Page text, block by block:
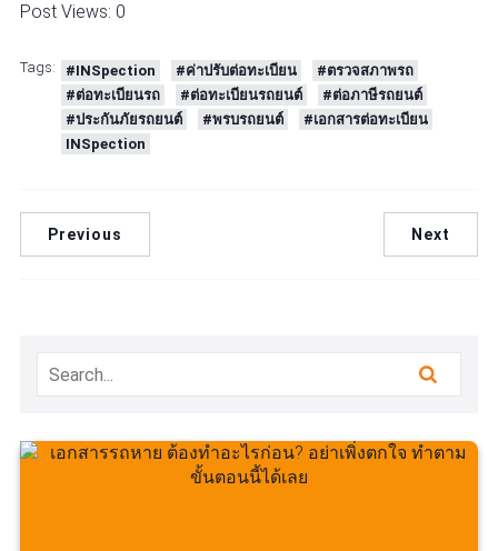
Post Views: 0
Tags: #INSpection #ค่าปรับต่อทะเบียน
#ตรวจสภาพรถ
#ต่อทะเบียนรถ
#ต่อทะเบียนรถยนต์
#ต่อภาษีรถยนต์
#ประกันภัยรถยนต์
#พรบรถยนต์
#เอกสารต่อทะเบียน
INSpection
Previous Next